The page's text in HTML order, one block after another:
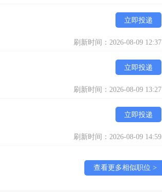
立即投递
刷新时间：2026-08-09 12:37
立即投递
刷新时间：2026-08-09 13:27
立即投递
刷新时间：2026-08-09 14:59
查看更多相似职位 >